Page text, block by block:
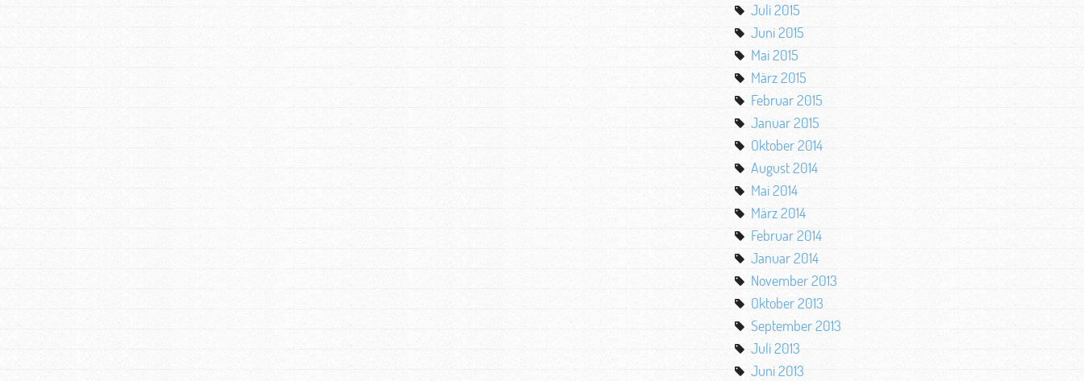
Juli 2015
Juni 2015
Mai 2015
März 2015
Februar 2015
Januar 2015
Oktober 2014
August 2014
Mai 2014
März 2014
Februar 2014
Januar 2014
November 2013
Oktober 2013
September 2013
Juli 2013
Juni 2013